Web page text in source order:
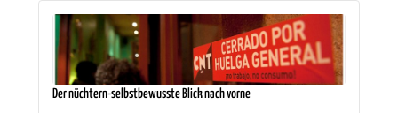
Der nüchtern-selbstbewusste Blick nach vorne